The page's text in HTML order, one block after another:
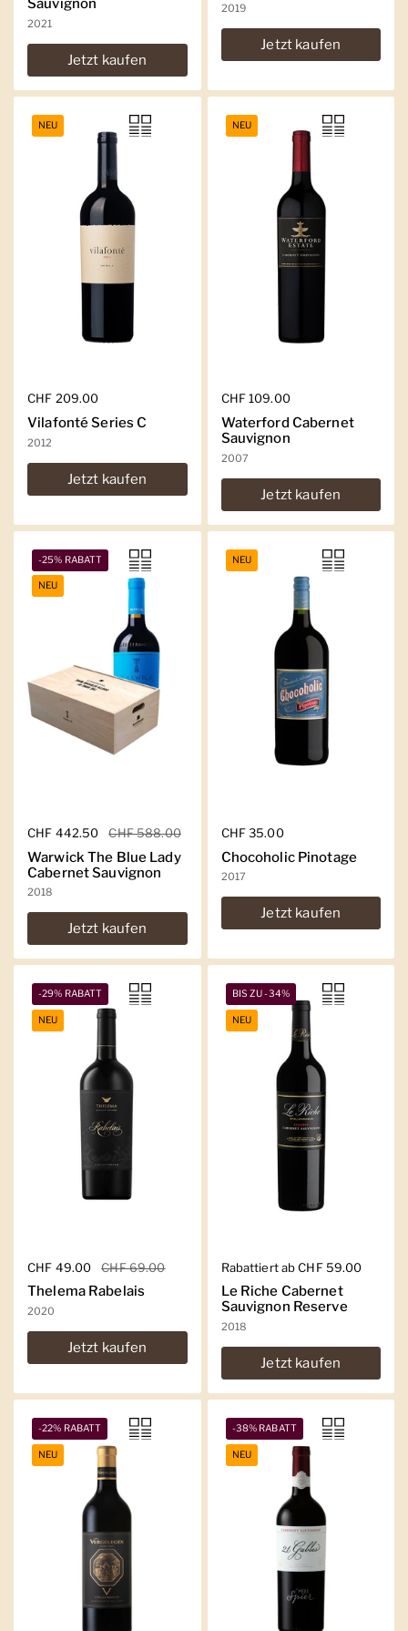
Sauvignon
2021
Jetzt kaufen
2019
Jetzt kaufen
Regulärer Preis
CHF 209.00
Vilafonté Series C
2012
Jetzt kaufen
NEU
Regulärer Preis
CHF 109.00
Waterford Cabernet
Sauvignon
2007
Jetzt kaufen
NEU
Regulärer Preis
CHF 442.50 Sale-Preis
CHF 588.00
Warwick The Blue Lady
Cabernet Sauvignon
2018
Jetzt kaufen
-25% RABATT
NEU
Regulärer Preis
CHF 35.00
Chocoholic Pinotage
2017
Jetzt kaufen
NEU
Regulärer Preis
CHF 49.00 Sale-Preis
CHF 69.00
Thelema Rabelais
2020
Jetzt kaufen
-29% RABATT
NEU
Regulärer Preis
Rabattiert ab CHF 59.00
Le Riche Cabernet
Sauvignon Reserve
2018
Jetzt kaufen
BIS ZU -34%
NEU
-22% RABATT
NEU
-38% RABATT
NEU